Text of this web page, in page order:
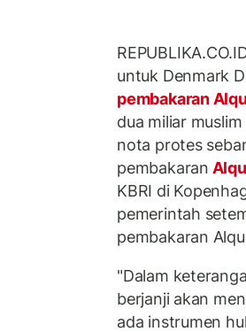
untuk Denmark
pembakaran
dua miliar
nota protes
pembakaran
KBRI di
pemerintah
pembakaran
"Dalam
berjanji akan
ada instrumen